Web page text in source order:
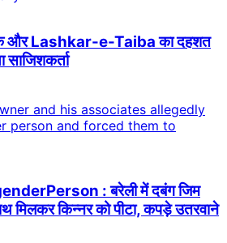
एक और Lashkar-e-Taiba का दहशत
: बरेली में दबंग जिम
मिलकर किन्नर को पीटा, कपड़े उतरवाने